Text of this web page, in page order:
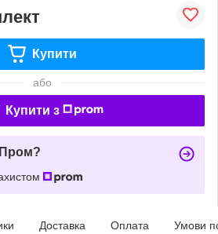
Купити
або
Купити з
Пром?
Доставка Оплата Умови